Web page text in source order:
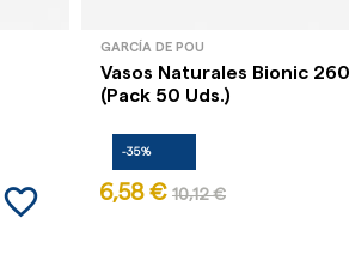
favorite_border
GARCÍA DE POU
Vasos Naturales Bionic
(Pack 50 Uds.)
-35%
6,58 € 10,12 €